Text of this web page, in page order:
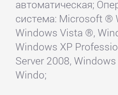
автоматическая;
система: Microsoft ®
Windows Vista ®,
Windows XP
Server 2008,
Windo;